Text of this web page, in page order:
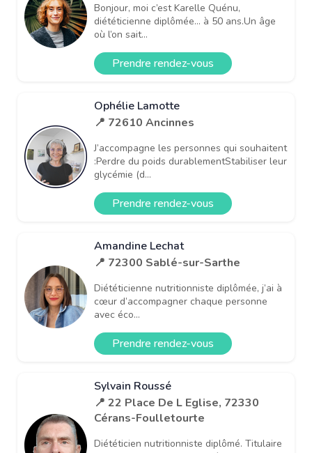
Bonjour, moi c’est Karelle Quénu,
diététicienne diplômée… à 50 ans.Un âge
où l’on sait...
Prendre rendez-vous
Ophélie Lamotte
📍 72610 Ancinnes
J’accompagne les personnes qui souhaitent
:Perdre du poids durablementStabiliser leur
glycémie (d...
Prendre rendez-vous
Amandine Lechat
📍 72300 Sablé-sur-Sarthe
Diététicienne nutritionniste diplômée, j’ai à
cœur d’accompagner chaque personne
avec éco...
Prendre rendez-vous
Sylvain Roussé
📍 22 Place De L Eglise, 72330
Cérans-Foulletourte
Diététicien nutritionniste diplômé. Titulaire